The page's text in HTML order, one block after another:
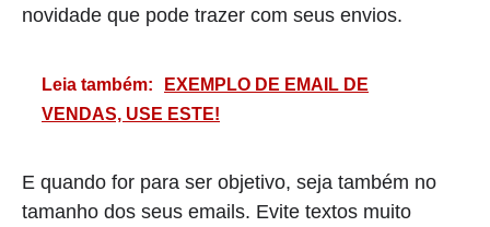
novidade que pode trazer com seus envios.
Leia também:
EXEMPLO DE EMAIL DE
VENDAS, USE ESTE!
E quando for para ser objetivo, seja também no
tamanho dos seus emails. Evite textos muito